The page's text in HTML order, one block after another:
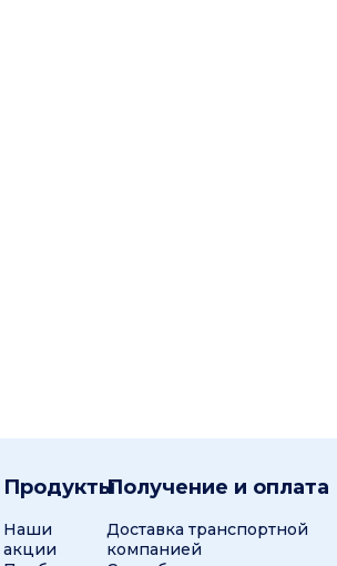
Продукты
Наши
акции
Получение и оплата
Доставка транспортной
компанией